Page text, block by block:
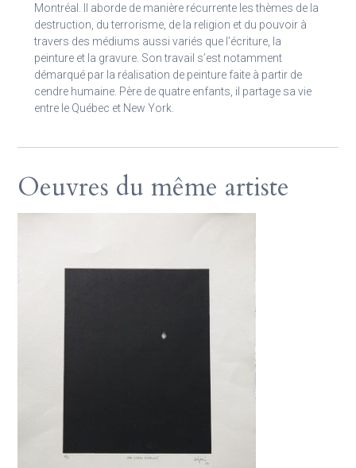
Montréal. Il aborde de manière récurrente les thèmes de la
destruction, du terrorisme, de la religion et du pouvoir à
travers des médiums aussi variés que l’écriture, la
peinture et la gravure. Son travail s’est notamment
démarqué par la réalisation de peinture faite à partir de
cendre humaine. Père de quatre enfants, il partage sa vie
entre le Québec et New York.
Oeuvres du même artiste